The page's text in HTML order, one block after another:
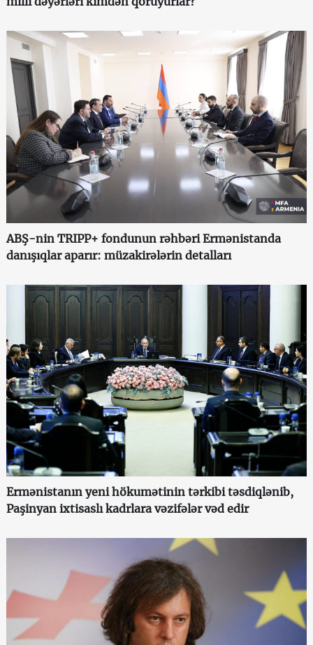
ABŞ-nin TRIPP+ fondunun rəhbəri Ermənistanda
danışıqlar aparır: müzakirələrin detalları
Ermənistanın yeni hökumətinin tərkibi təsdiqlənib,
Paşinyan ixtisaslı kadrlara vəzifələr vəd edir